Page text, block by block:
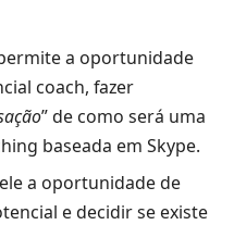
a oportunidade
coach, fazer
” de como será uma
baseada em Skype.
a oportunidade de
e decidir se existe